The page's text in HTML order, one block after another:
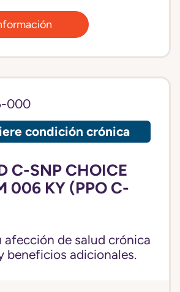
000
condición crónica
C-SNP CHOICE
006 KY (PPO C-
afección de salud crónica
beneficios adicionales.